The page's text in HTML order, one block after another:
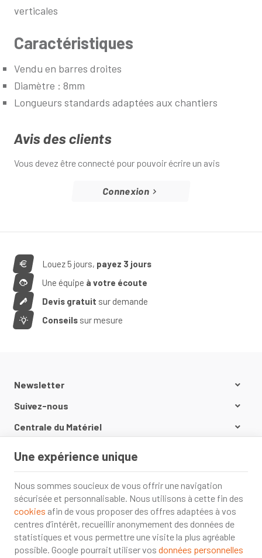
verticales
Caractéristiques
Vendu en barres droites
Diamètre : 8mm
Longueurs standards adaptées aux chantiers
Avis des clients
Vous devez être connecté pour pouvoir écrire un avis
Connexion
Louez 5 jours, payez 3 jours
Une équipe à votre écoute
Devis gratuit sur demande
Conseils sur mesure
Newsletter
Suivez-nous
Centrale du Matériel
Informations
Une expérience unique
Nous sommes soucieux de vous offrir une navigation
sécurisée et personnalisable. Nous utilisons à cette fin des
cookies afin de vous proposer des offres adaptées à vos
centres d’intérêt, recueillir anonymement des données de
statistiques et vous permettre une visite la plus agréable
possible. Google pourrait utiliser vos données personnelles